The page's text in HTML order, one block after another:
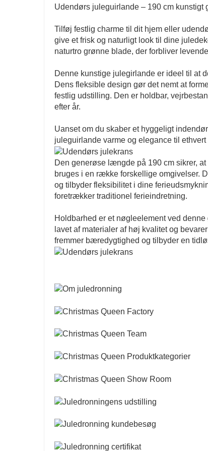
Udendørs juleguirlande – 190 cm kunstigt
Tilføj festlig charme til dit hjem eller
give et frisk og naturligt look til dine
naturtro grønne blade, der forbliver
Denne kunstige julegirlande er ideel til at
Dens fleksible design gør det nemt at
festlig udstilling. Den er holdbar,
efter år.
Uanset om du skaber et hyggeligt
juleguirlande varme og elegance til
Den generøse længde på 190 cm sikrer,
bruges i en række forskellige omgivelser.
og tilbyder fleksibilitet i dine
foretrækker traditionel ferieindretning.
Holdbarhed er et nøgleelement ved
lavet af materialer af høj kvalitet og
fremmer bæredygtighed og tilbyder en